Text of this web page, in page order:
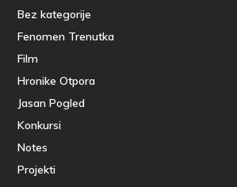
Bez kategorije
Fenomen Trenutka
Film
Hronike Otpora
Jasan Pogled
Konkursi
Notes
Projekti